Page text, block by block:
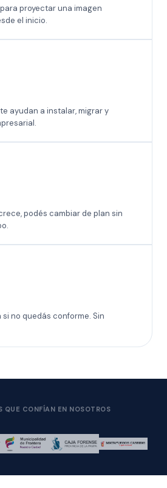
proyectar una imagen
el inicio.
ayudan a instalar, migrar y
podés cambiar de plan sin
no quedás conforme. Sin
QUE CONFÍAN EN NOSOTROS